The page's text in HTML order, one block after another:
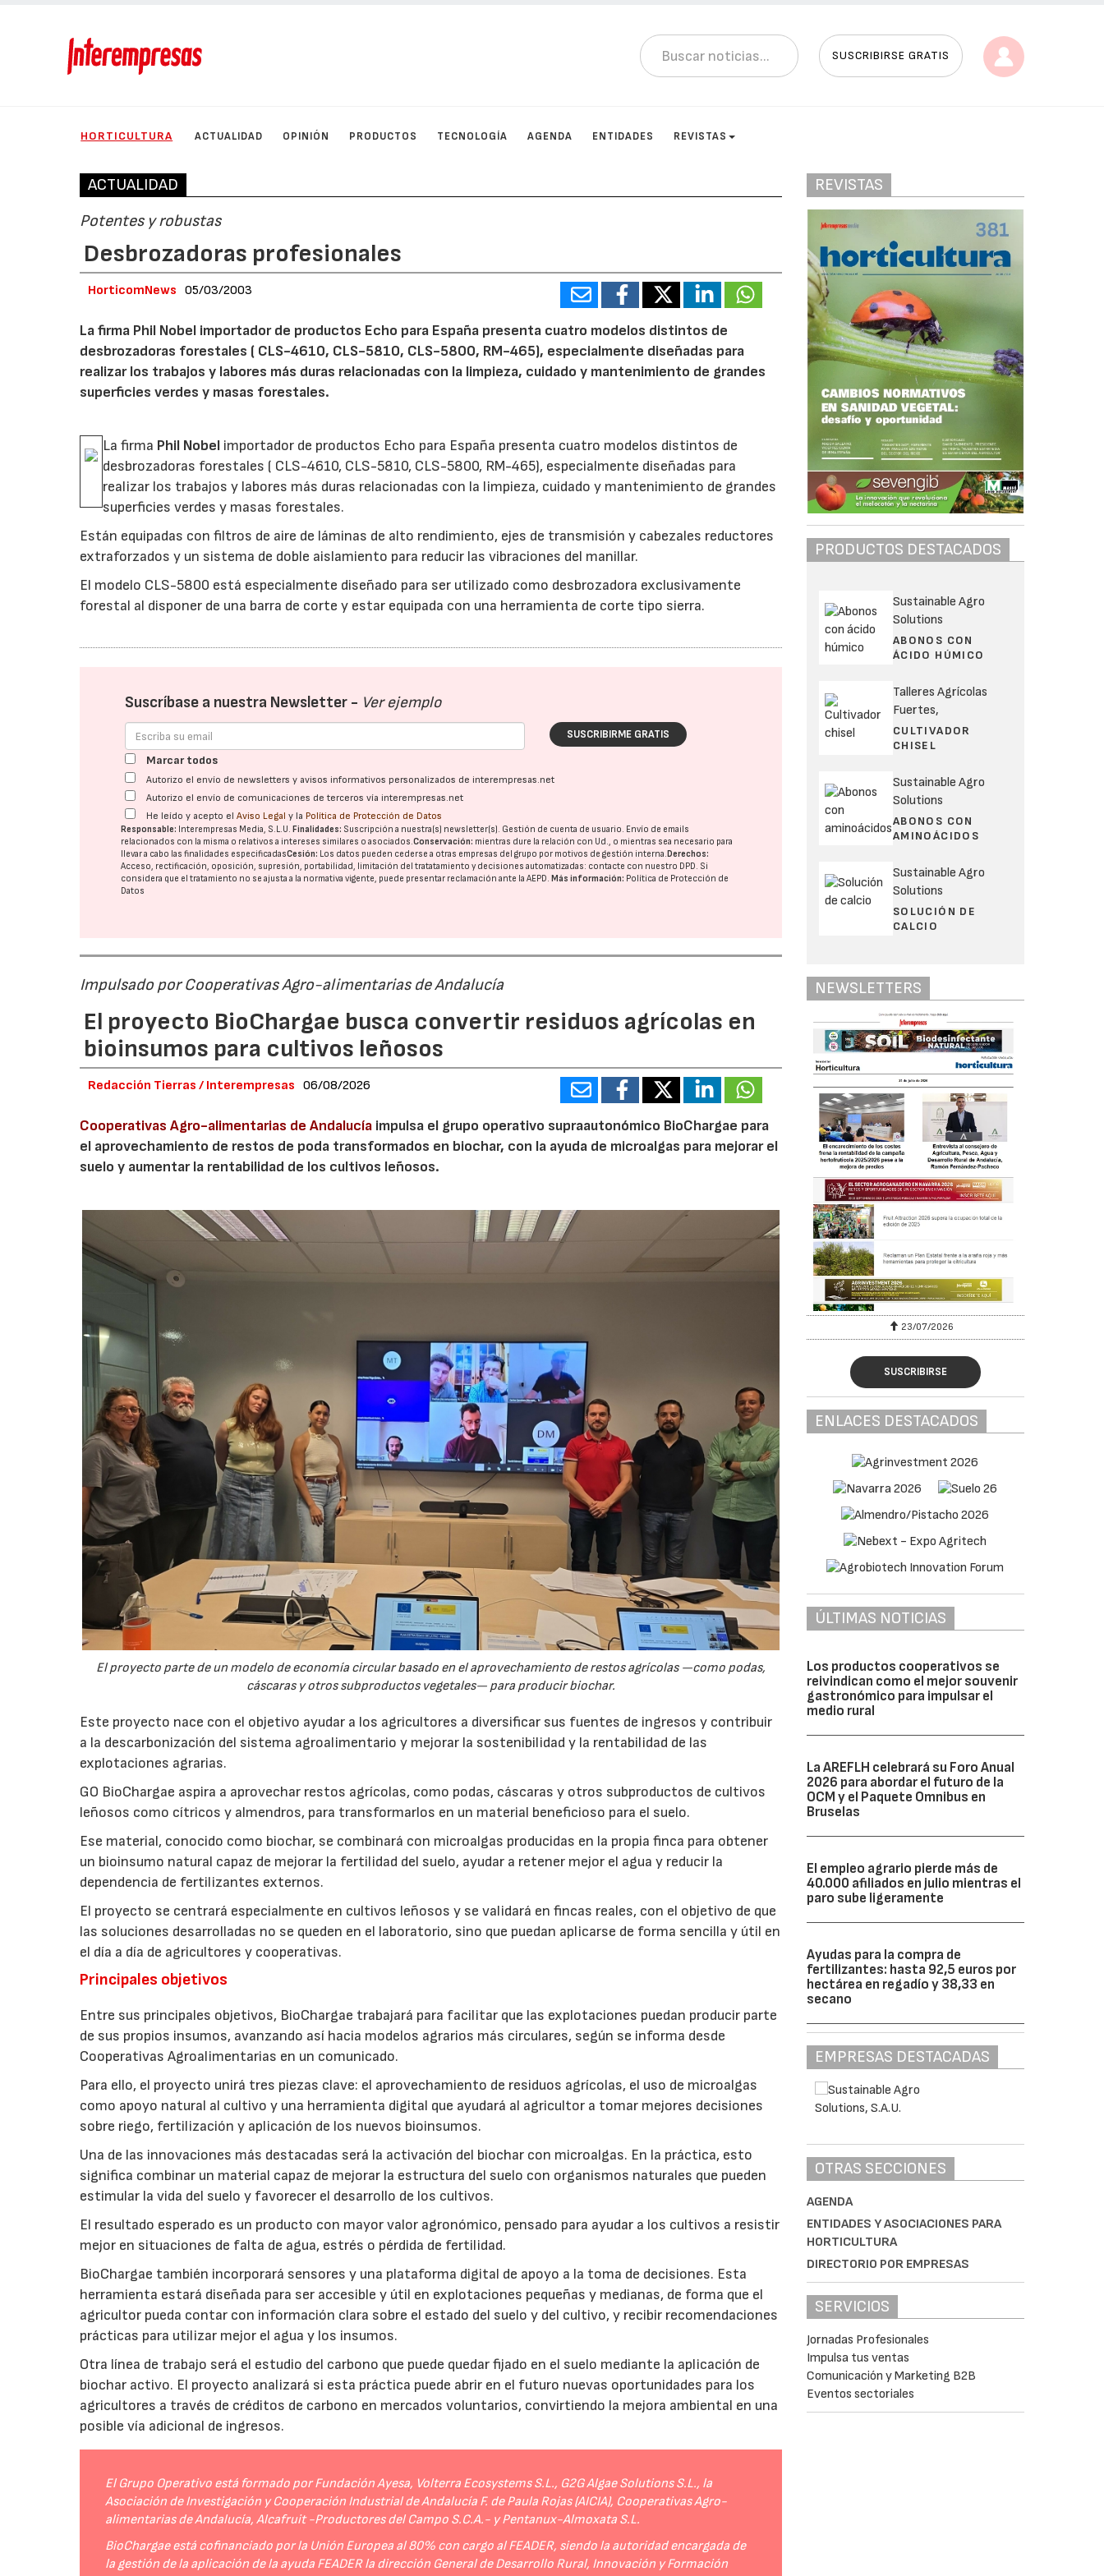
SUSCRIBIRSE GRATIS
HORTICULTURA ACTUALIDAD OPINIÓN PRODUCTOS TECNOLOGÍA AGENDA ENTIDADES REVISTAS
ACTUALIDAD
Potentes y robustas
Desbrozadoras profesionales
HorticomNews 05/03/2003
La firma Phil Nobel importador de productos Echo para España presenta cuatro modelos distintos de
desbrozadoras forestales ( CLS-4610, CLS-5810, CLS-5800, RM-465), especialmente diseñadas para
realizar los trabajos y labores más duras relacionadas con la limpieza, cuidado y mantenimiento de grandes
superficies verdes y masas forestales.
La firma Phil Nobel importador de productos Echo para España presenta cuatro modelos distintos de
desbrozadoras forestales ( CLS-4610, CLS-5810, CLS-5800, RM-465), especialmente diseñadas para
realizar los trabajos y labores más duras relacionadas con la limpieza, cuidado y mantenimiento de grandes
superficies verdes y masas forestales.
Están equipadas con filtros de aire de láminas de alto rendimiento, ejes de transmisión y cabezales reductores
extraforzados y un sistema de doble aislamiento para reducir las vibraciones del manillar.
El modelo CLS-5800 está especialmente diseñado para ser utilizado como desbrozadora exclusivamente
forestal al disponer de una barra de corte y estar equipada con una herramienta de corte tipo sierra.
Suscríbase a nuestra Newsletter - Ver ejemplo
SUSCRIBIRME GRATIS
Marcar todos
Autorizo el envío de newsletters y avisos informativos personalizados de interempresas.net
Autorizo el envío de comunicaciones de terceros vía interempresas.net
He leído y acepto elAviso Legal y la Política de Protección de Datos
Responsable: Interempresas Media, S.L.U. Finalidades: Suscripción a nuestra(s) newsletter(s). Gestión de cuenta de usuario. Envío de emails
relacionados con la misma o relativos a intereses similares o asociados.Conservación: mientras dure la relación con Ud., o mientras sea necesario para
llevar a cabo las finalidades especificadasCesión: Los datos pueden cederse a otras empresas del grupo por motivos de gestión interna. Derechos:
Acceso, rectificación, oposición, supresión, portabilidad, limitación del tratatamiento y decisiones automatizadas: contacte con nuestro DPD. Si
considera que el tratamiento no se ajusta a la normativa vigente, puede presentar reclamación ante laAEPD. Más información: Política de Protección de
Datos
Impulsado por Cooperativas Agro-alimentarias de Andalucía
El proyecto BioChargae busca convertir residuos agrícolas en
bioinsumos para cultivos leñosos
Redacción Tierras / Interempresas 06/08/2026
Cooperativas Agro-alimentarias de Andalucía impulsa el grupo operativo supraautonómico BioChargae para
el aprovechamiento de restos de poda transformados en biochar, con la ayuda de microalgas para mejorar el
suelo y aumentar la rentabilidad de los cultivos leñosos.
El proyecto parte de un modelo de economía circular basado en el aprovechamiento de restos agrícolas —como podas,
cáscaras y otros subproductos vegetales— para producir biochar.
Este proyecto nace con el objetivo ayudar a los agricultores a diversificar sus fuentes de ingresos y contribuir
a la descarbonización del sistema agroalimentario y mejorar la sostenibilidad y la rentabilidad de las
explotaciones agrarias.
GO BioChargae aspira a aprovechar restos agrícolas, como podas, cáscaras y otros subproductos de cultivos
leñosos como cítricos y almendros, para transformarlos en un material beneficioso para el suelo.
Ese material, conocido como biochar, se combinará con microalgas producidas en la propia finca para obtener
un bioinsumo natural capaz de mejorar la fertilidad del suelo, ayudar a retener mejor el agua y reducir la
dependencia de fertilizantes externos.
El proyecto se centrará especialmente en cultivos leñosos y se validará en fincas reales, con el objetivo de que
las soluciones desarrolladas no se queden en el laboratorio, sino que puedan aplicarse de forma sencilla y útil en
el día a día de agricultores y cooperativas.
Principales objetivos
Entre sus principales objetivos, BioChargae trabajará para facilitar que las explotaciones puedan producir parte
de sus propios insumos, avanzando así hacia modelos agrarios más circulares, según se informa desde
Cooperativas Agroalimentarias en un comunicado.
Para ello, el proyecto unirá tres piezas clave: el aprovechamiento de residuos agrícolas, el uso de microalgas
como apoyo natural al cultivo y una herramienta digital que ayudará al agricultor a tomar mejores decisiones
sobre riego, fertilización y aplicación de los nuevos bioinsumos.
Una de las innovaciones más destacadas será la activación del biochar con microalgas. En la práctica, esto
significa combinar un material capaz de mejorar la estructura del suelo con organismos naturales que pueden
estimular la vida del suelo y favorecer el desarrollo de los cultivos.
El resultado esperado es un producto con mayor valor agronómico, pensado para ayudar a los cultivos a resistir
mejor en situaciones de falta de agua, estrés o pérdida de fertilidad.
BioChargae también incorporará sensores y una plataforma digital de apoyo a la toma de decisiones. Esta
herramienta estará diseñada para ser accesible y útil en explotaciones pequeñas y medianas, de forma que el
agricultor pueda contar con información clara sobre el estado del suelo y del cultivo, y recibir recomendaciones
prácticas para utilizar mejor el agua y los insumos.
Otra línea de trabajo será el estudio del carbono que puede quedar fijado en el suelo mediante la aplicación de
biochar activo. El proyecto analizará si esta práctica puede abrir en el futuro nuevas oportunidades para los
agricultores a través de créditos de carbono en mercados voluntarios, convirtiendo la mejora ambiental en una
posible vía adicional de ingresos.
El Grupo Operativo está formado por Fundación Ayesa, Volterra Ecosystems S.L., G2G Algae Solutions S.L., la
Asociación de Investigación y Cooperación Industrial de Andalucía F. de Paula Rojas (AICIA), Cooperativas Agro-
alimentarias de Andalucía, Alcafruit -Productores del Campo S.C.A.- y Pentanux-Almoxata S.L.
BioChargae está cofinanciado por la Unión Europea al 80% con cargo al FEADER, siendo la autoridad encargada de
la gestión de la aplicación de la ayuda FEADER la dirección General de Desarrollo Rural, Innovación y Formación
REVISTAS
PRODUCTOS DESTACADOS
Sustainable Agro
Solutions
ABONOS CON
ÁCIDO HÚMICO
Talleres Agrícolas
Fuertes,
CULTIVADOR
CHISEL
Sustainable Agro
Solutions
ABONOS CON
AMINOÁCIDOS
Sustainable Agro
Solutions
SOLUCIÓN DE
CALCIO
NEWSLETTERS
23/07/2026
SUSCRIBIRSE
ENLACES DESTACADOS
ÚLTIMAS NOTICIAS
Los productos cooperativos se
reivindican como el mejor souvenir
gastronómico para impulsar el
medio rural
La AREFLH celebrará su Foro Anual
2026 para abordar el futuro de la
OCM y el Paquete Omnibus en
Bruselas
El empleo agrario pierde más de
40.000 afiliados en julio mientras el
paro sube ligeramente
Ayudas para la compra de
fertilizantes: hasta 92,5 euros por
hectárea en regadío y 38,33 en
secano
EMPRESAS DESTACADAS
OTRAS SECCIONES
AGENDA
ENTIDADES Y ASOCIACIONES PARA
HORTICULTURA
DIRECTORIO POR EMPRESAS
SERVICIOS
Jornadas Profesionales
Impulsa tus ventas
Comunicación y Marketing B2B
Eventos sectoriales